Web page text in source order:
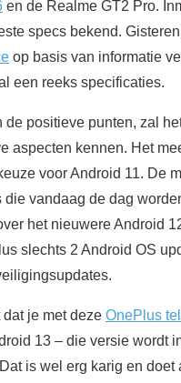
en de Realme GT2 Pro.
specs bekend.
op basis van informatie
een reeks specificaties.
de positieve punten, zal
aspecten kennen. Het
voor Android 11. De
die vandaag de dag
het nieuwere Android
slechts 2 Android OS
dat je met deze OnePlus
13 – die versie wordt
is wel erg karig en doet